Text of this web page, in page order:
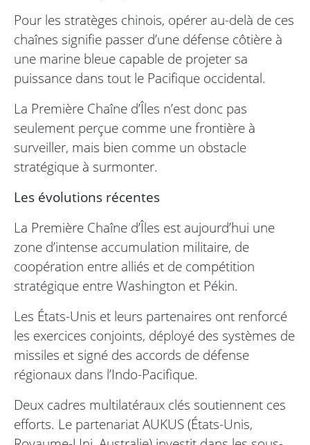
Pour les stratèges chinois, opérer au-delà de ces
chaînes signifie passer d’une défense côtière à
une marine bleue capable de projeter sa
puissance dans tout le Pacifique occidental.
La Première Chaîne d’Îles n’est donc pas
seulement perçue comme une frontière à
surveiller, mais bien comme un obstacle
stratégique à surmonter.
Les évolutions récentes
La Première Chaîne d’Îles est aujourd’hui une
zone d’intense accumulation militaire, de
coopération entre alliés et de compétition
stratégique entre Washington et Pékin.
Les États-Unis et leurs partenaires ont renforcé
les exercices conjoints, déployé des systèmes de
missiles et signé des accords de défense
régionaux dans l’Indo-Pacifique.
Deux cadres multilatéraux clés soutiennent ces
efforts. Le partenariat AUKUS (États-Unis,